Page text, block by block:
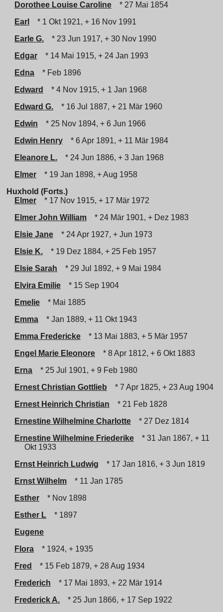
Dorothee Louise Caroline
* 27 Mai 1854
Earl
* 1 Okt 1921, + 16 Nov 1991
Earle G.
* 23 Jun 1917, + 30 Nov 1990
Edgar
* 14 Mai 1915, + 24 Jan 1993
Edna
* Feb 1896
Edward
* 4 Nov 1915, + 1 Jan 1968
Edward G.
* 16 Jul 1887, + 21 Mär 1960
Edwin
* 25 Nov 1894, + 6 Jun 1966
Edwin Henry
* 6 Apr 1891, + 11 Mär 1984
Eleanore L.
* 24 Jun 1886, + 3 Jan 1968
Elmer
* 19 Jan 1898, + Aug 1958
Huxhold (Forts.)
Elmer
* 17 Nov 1915, + 17 Mär 1972
Elmer John William
* 24 Mär 1901, + Dez 1983
Elsie Jane
* 24 Apr 1927, + Jun 1973
Elsie K.
* 19 Dez 1884, + 25 Feb 1957
Elsie Sarah
* 29 Jul 1892, + 9 Mai 1984
Elvira Emilie
* 15 Sep 1904
Emelie
* Mai 1885
Emma
* Jan 1889, + 11 Okt 1943
Emma Fredericke
* 13 Mai 1883, + 5 Mär 1957
Engel Marie Eleonore
* 8 Apr 1812, + 6 Okt 1883
Erna
* 25 Jul 1901, + 9 Feb 1980
Ernest Christian Gottlieb
* 7 Apr 1825, + 23 Aug 1904
Ernest Heinrich Christian
* 21 Feb 1828
Ernestine Wilhelmine Charlotte
* 27 Dez 1814
Ernestine Wilhelmine Friederike
* 31 Jan 1867, + 11
Okt 1933
Ernst Heinrich Ludwig
* 17 Jan 1816, + 3 Jun 1819
Ernst Wilhelm
* 11 Jan 1785
Esther
* Nov 1898
Esther L
* 1897
Eugene
Flora
* 1924, + 1935
Fred
* 15 Feb 1879, + 28 Aug 1934
Frederich
* 17 Mai 1893, + 22 Mär 1914
Frederick A.
* 25 Jun 1866, + 17 Sep 1922